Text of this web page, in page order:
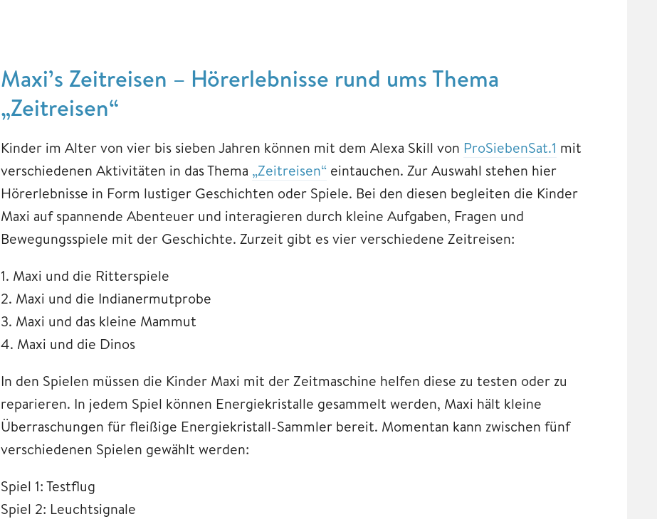
Maxi’s Zeitreisen – Hörerlebnisse rund ums Thema
„Zeitreisen“
Kinder im Alter von vier bis sieben Jahren können mit dem Alexa Skill von ProSiebenSat.1 mit
verschiedenen Aktivitäten in das Thema „Zeitreisen“ eintauchen. Zur Auswahl stehen hier
Hörerlebnisse in Form lustiger Geschichten oder Spiele. Bei den diesen begleiten die Kinder
Maxi auf spannende Abenteuer und interagieren durch kleine Aufgaben, Fragen und
Bewegungsspiele mit der Geschichte. Zurzeit gibt es vier verschiedene Zeitreisen:
1. Maxi und die Ritterspiele
2. Maxi und die Indianermutprobe
3. Maxi und das kleine Mammut
4. Maxi und die Dinos
In den Spielen müssen die Kinder Maxi mit der Zeitmaschine helfen diese zu testen oder zu
reparieren. In jedem Spiel können Energiekristalle gesammelt werden, Maxi hält kleine
Überraschungen für fleißige Energiekristall-Sammler bereit. Momentan kann zwischen fünf
verschiedenen Spielen gewählt werden:
Spiel 1: Testflug
Spiel 2: Leuchtsignale